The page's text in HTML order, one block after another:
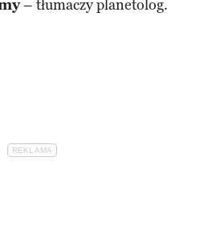
– tłumaczy planetolog.